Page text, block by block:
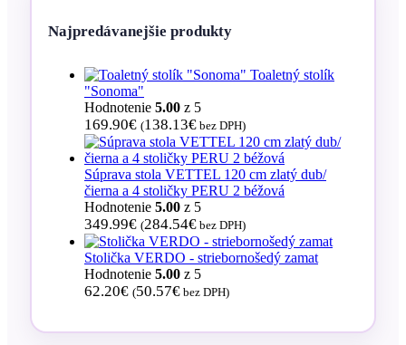
Najpredávanejšie produkty
Toaletný stolík
"Sonoma"
Hodnotenie 5.00 z 5
169.90€ (138.13€ bez DPH)
Súprava stola VETTEL 120 cm zlatý dub/
čierna a 4 stoličky PERU 2 béžová
Hodnotenie 5.00 z 5
349.99€ (284.54€ bez DPH)
Stolička VERDO - striebornošedý zamat
Hodnotenie 5.00 z 5
62.20€ (50.57€ bez DPH)